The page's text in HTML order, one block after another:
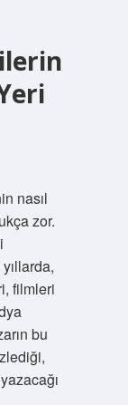
nasıl
zor.
filmleri
bu